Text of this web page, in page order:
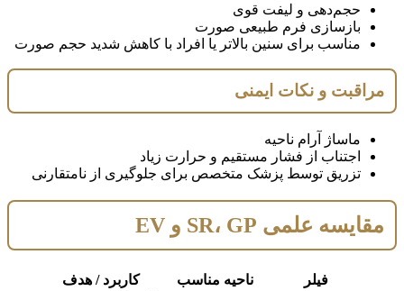
حجم‌دهی و لیفت قوی
بازسازی فرم طبیعی صورت
مناسب برای سنین بالاتر یا افراد با کاهش شدید حجم صورت
مراقبت و نکات ایمنی
ماساژ آرام ناحیه
اجتناب از فشار مستقیم و حرارت زیاد
تزریق توسط پزشک متخصص برای جلوگیری از نامتقارنی
مقایسه علمی SR، GP و EV
فیلر ناحیه مناسب کاربرد / هدف